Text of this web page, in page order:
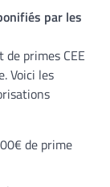
par les
primes CEE
Voici les
de prime